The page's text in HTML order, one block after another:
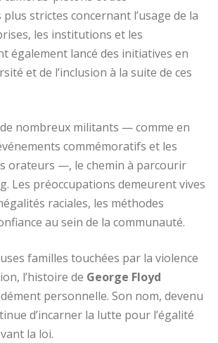
strictes concernant l’usage de la
les institutions et les
également lancé des initiatives en
et de l’inclusion à la suite de ces
nombreux militants — comme en
commémoratifs et les
orateurs —, le chemin à parcourir
Les préoccupations demeurent vives
raciales, les méthodes
au sein de la communauté.
familles touchées par la violence
l’histoire de George Floyd
personnelle. Son nom, devenu
d’incarner la lutte pour l’égalité
la loi.